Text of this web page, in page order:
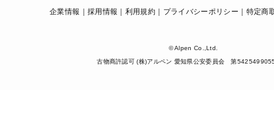
企業情報 採用情報 利用規約 プライバシーポリシー 特定商
© Alpen Co.,Ltd.
古物商許認可 (株)アルペン 愛知県公安委員会 第